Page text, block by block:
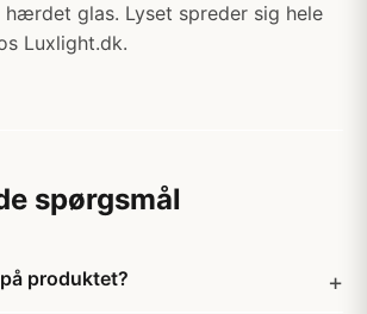
glas. Lyset spreder sig hele
Luxlight.dk.
spørgsmål
produktet?